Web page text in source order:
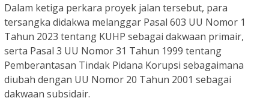
Dalam ketiga perkara proyek jalan tersebut, para
tersangka didakwa melanggar Pasal 603 UU Nomor 1
Tahun 2023 tentang KUHP sebagai dakwaan primair,
serta Pasal 3 UU Nomor 31 Tahun 1999 tentang
Pemberantasan Tindak Pidana Korupsi sebagaimana
diubah dengan UU Nomor 20 Tahun 2001 sebagai
dakwaan subsidair.